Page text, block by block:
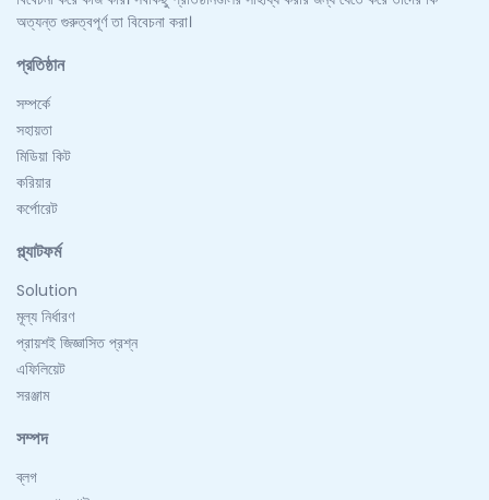
অত্যন্ত গুরুত্বপূর্ণ তা বিবেচনা করা।
প্রতিষ্ঠান
সম্পর্কে
সহায়তা
মিডিয়া কিট
করিয়ার
কর্পোরেট
প্ল্যাটফর্ম
Solution
মূল্য নির্ধারণ
প্রায়শই জিজ্ঞাসিত প্রশ্ন
এফিলিয়েট
সরঞ্জাম
সম্পদ
ব্লগ